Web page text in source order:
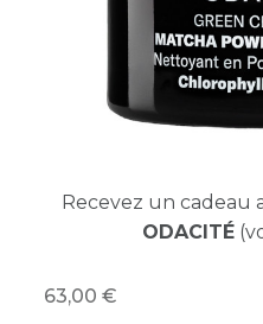
Recevez un cadeau
ODACITÉ
63,00